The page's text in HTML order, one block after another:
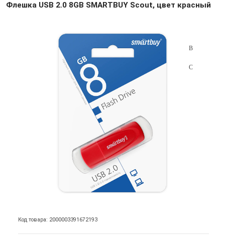
Флешка USB 2.0 8GB SMARTBUY Scout, цвет красный
Код товара: 2000003391672193